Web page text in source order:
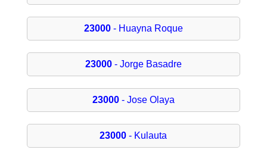
23000- Huayna Roque
23000- Jorge Basadre
23000- Jose Olaya
23000 - Kulauta